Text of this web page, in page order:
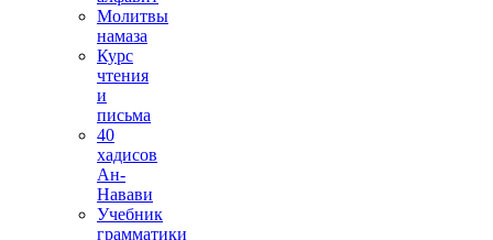
Молитвы
намаза
Курс
чтения
и
письма
40
хадисов
Ан-
Навави
Учебник
грамматики